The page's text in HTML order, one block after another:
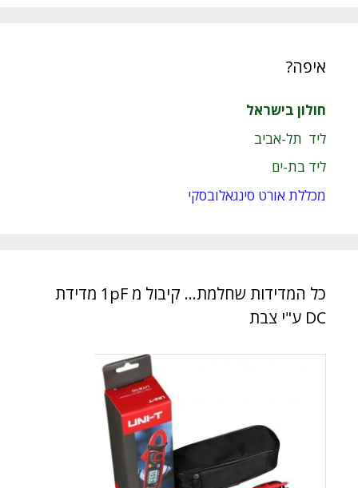
איפה?
חולון בישראל
ליד תל-אביב
ליד בת-ים
מכללת אורט סינגאלובסקי
כל המדידות שחלמת… קיבול מ 1pF מדידת
DC ע"י צבת